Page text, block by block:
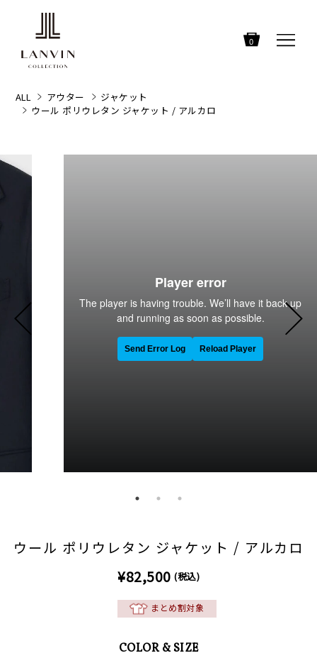
0
ALL アウター
ジャケット
ウール ポリウレタン ジャケット / アルカロ
ウール ポリウレタン ジャケット / アルカロ
¥82,500 (税込)
まとめ割対象
COLOR & SIZE